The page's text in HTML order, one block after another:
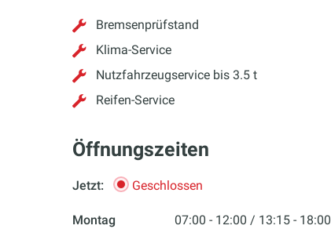
Bremsenprüfstand
Klima-Service
Nutzfahrzeugservice bis 3.5 t
Reifen-Service
Öffnungszeiten
Jetzt: Geschlossen
Montag 07:00 - 12:00
13:15 - 18:00